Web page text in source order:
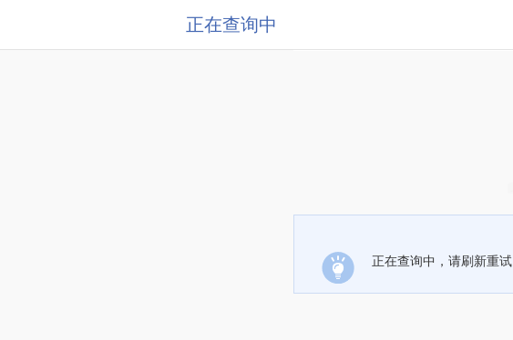
正在查询中
正在查询中，请刷新重试